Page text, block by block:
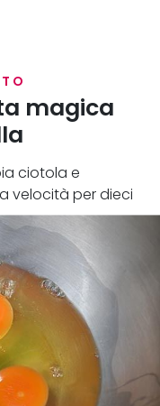
magica
ciotola e
velocità per dieci